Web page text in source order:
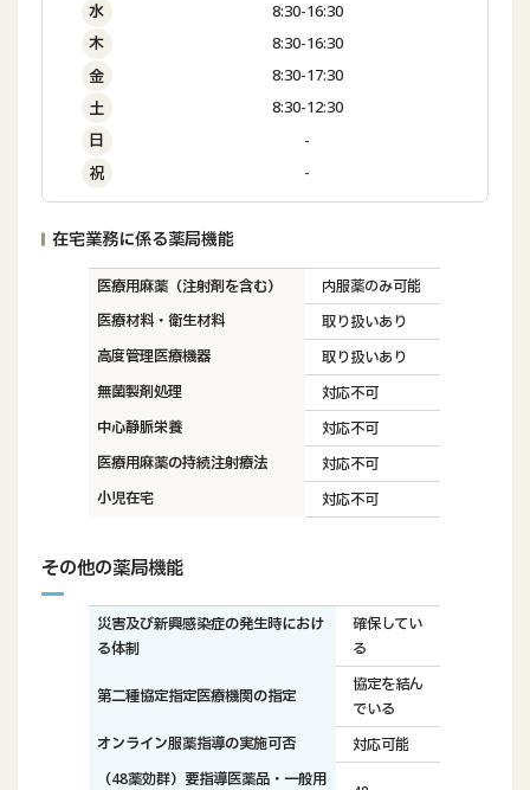
水
8:30-16:30
木
8:30-16:30
金
8:30-17:30
土
8:30-12:30
日
-
祝
-
在宅業務に係る薬局機能
医療用麻薬（注射剤を含む）
内服薬のみ可能
医療材料・衛生材料
取り扱いあり
高度管理医療機器
取り扱いあり
無菌製剤処理
対応不可
中心静脈栄養
対応不可
医療用麻薬の持続注射療法
対応不可
小児在宅
対応不可
その他の薬局機能
災害及び新興感染症の発生時におけ
る体制
確保してい
る
第二種協定指定医療機関の指定
協定を結ん
でいる
オンライン服薬指導の実施可否
対応可能
（48薬効群）要指導医薬品・一般用